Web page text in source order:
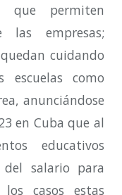
que permiten
empresas;
cuidando
como
anunciándose
en Cuba que al
educativos
salario para
casos estas